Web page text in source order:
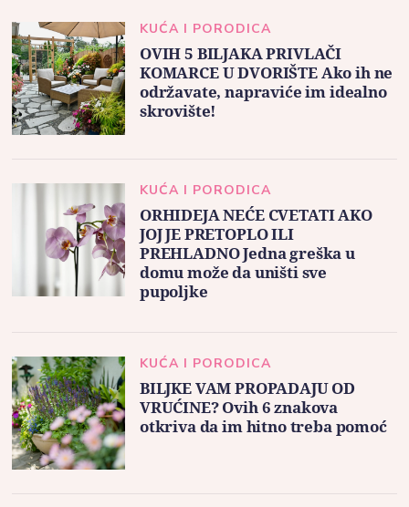
KUĆA I PORODICA
OVIH 5 BILJAKA PRIVLAČI
KOMARCE U DVORIŠTE Ako ih ne
održavate, napraviće im idealno
skrovište!
KUĆA I PORODICA
ORHIDEJA NEĆE CVETATI AKO
JOJ JE PRETOPLO ILI
PREHLADNO Jedna greška u
domu može da uništi sve
pupoljke
KUĆA I PORODICA
BILJKE VAM PROPADAJU OD
VRUĆINE? Ovih 6 znakova
otkriva da im hitno treba pomoć